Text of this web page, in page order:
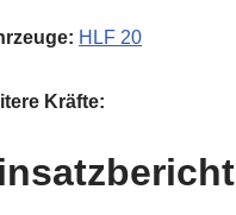
HLF 20
Kräfte: